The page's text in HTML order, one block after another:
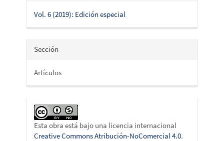
Vol. 6 (2019): Edición especial
Sección
Artículos
Esta obra está bajo una licencia internacional
Creative Commons Atribución-NoComercial 4.0.